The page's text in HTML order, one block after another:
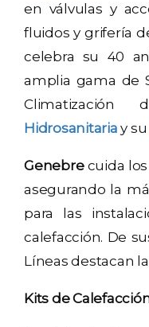
en válvulas y
fluidos y grifería
celebra su 40
amplia gama de
Hidrosanitaria y su
Genebrecuida
asegurando la
para las
calefacción. De
Líneas destacan
Kits de